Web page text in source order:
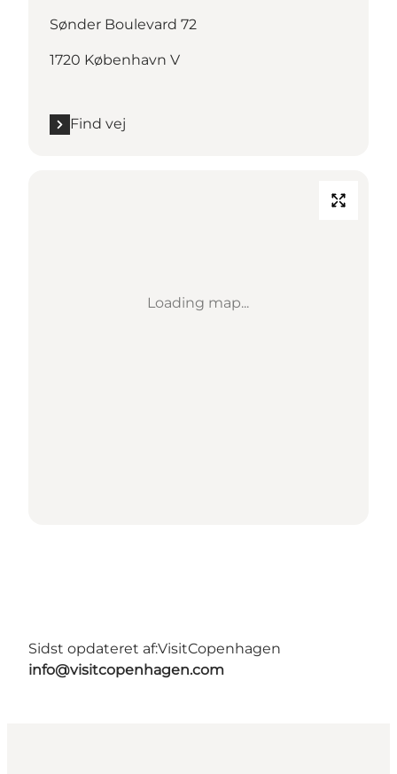
Sønder Boulevard 72
1720 København V
Find vej
Loading map...
Sidst opdateret af:VisitCopenhagen
info@visitcopenhagen.com